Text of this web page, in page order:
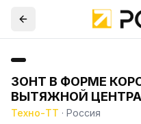
ЗОНТ В ФОРМЕ
ВЫТЯЖНОЙ
Техно-ТТ · Россия